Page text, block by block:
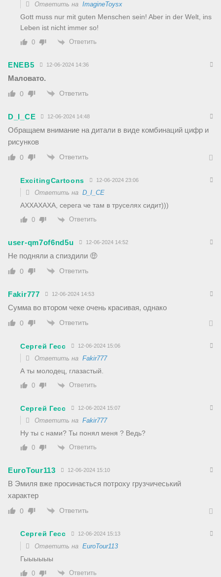
Ответить на ImagineToysx
Gott muss nur mit guten Menschen sein! Aber in der Welt, ins
Leben ist nicht immer so!
0 Ответить
ENEB5 12-06-2024 14:36
Маловато.
0 Ответить
D_I_CE 12-06-2024 14:48
Обращаем внимание на дитали в виде комбинаций цифр и
рисунков
0 Ответить
ExcitingCartoons 12-06-2024 23:06
Ответить на D_I_CE
АХХАХАХА, серега че там в труселях сидит)))
0 Ответить
user-qm7of6nd5u 12-06-2024 14:52
Не подняли а спиздили 🤑
0 Ответить
Fakir777 12-06-2024 14:53
Сумма во втором чеке очень красивая, однако
0 Ответить
Сергей Гесс 12-06-2024 15:06
Ответить на Fakir777
А ты молодец, глазастый.
0 Ответить
Сергей Гесс 12-06-2024 15:07
Ответить на Fakir777
Ну ты с нами? Ты понял меня ? Ведь?
0 Ответить
EuroTour113 12-06-2024 15:10
В Эмиля вже просинається потроху грузчичеський
характер
0 Ответить
Сергей Гесс 12-06-2024 15:13
Ответить на EuroTour113
Гыыыыыы
0 Ответить